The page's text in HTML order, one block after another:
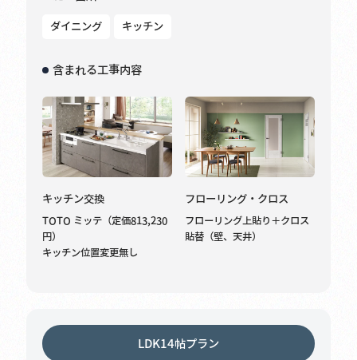
ダイニング キッチン
含まれる工事内容
キッチン交換
TOTO ミッテ（定価813,230
円）
キッチン位置変更無し
フローリング・クロス
フローリング上貼り＋クロス
貼替（壁、天井）
LDK14帖プラン